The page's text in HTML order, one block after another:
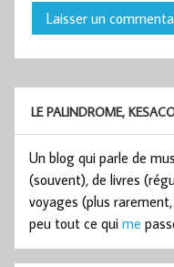
LE PALINDROME,
Un blog qui parle de
(souvent), de livres
voyages (plus
peu tout ce qui me